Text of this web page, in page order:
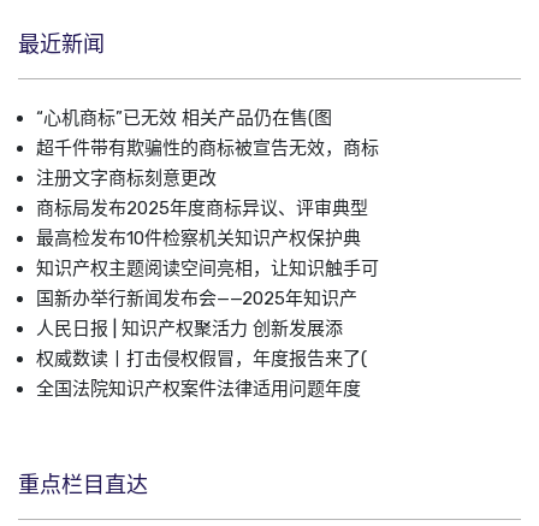
最近新闻
“心机商标”已无效 相关产品仍在售(图
超千件带有欺骗性的商标被宣告无效，商标
注册文字商标刻意更改
商标局发布2025年度商标异议、评审典型
最高检发布10件检察机关知识产权保护典
知识产权主题阅读空间亮相，让知识触手可
国新办举行新闻发布会——2025年知识产
人民日报 | 知识产权聚活力 创新发展添
权威数读丨打击侵权假冒，年度报告来了(
全国法院知识产权案件法律适用问题年度
重点栏目直达